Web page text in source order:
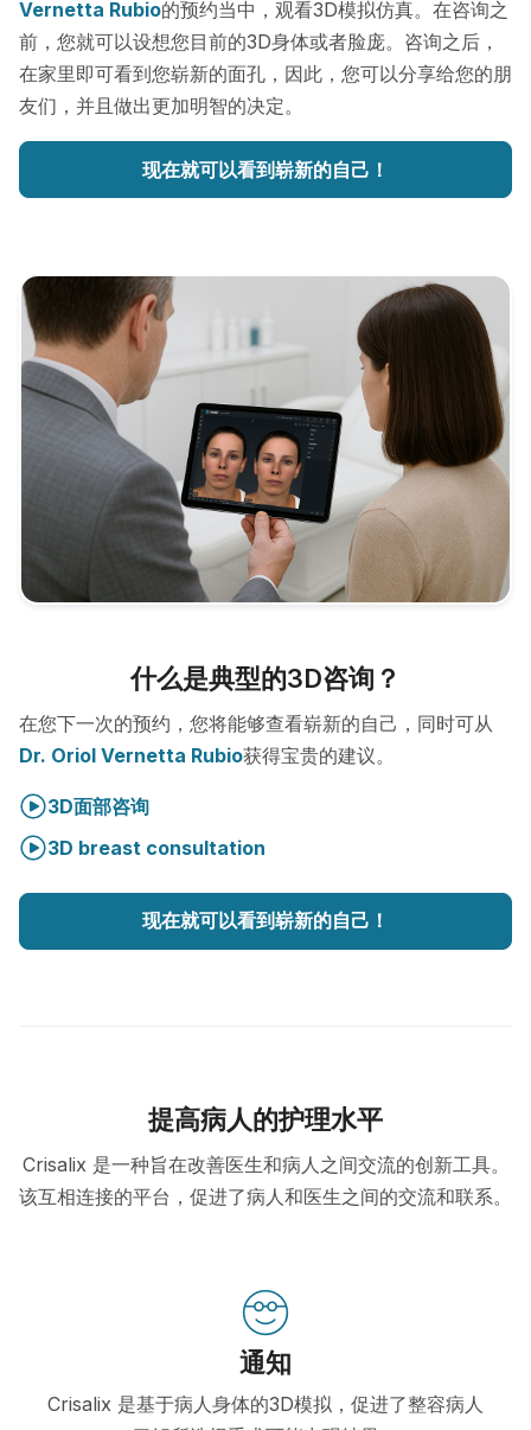
Vernetta Rubio的预约当中，观看3D模拟仿真。在咨询之
前，您就可以设想您目前的3D身体或者脸庞。咨询之后，
在家里即可看到您崭新的面孔，因此，您可以分享给您的朋
友们，并且做出更加明智的决定。
现在就可以看到崭新的自己！
什么是典型的3D咨询？
在您下一次的预约，您将能够查看崭新的自己，同时可从
Dr. Oriol Vernetta Rubio获得宝贵的建议。
3D面部咨询
3D breast consultation
现在就可以看到崭新的自己！
提高病人的护理水平
Crisalix 是一种旨在改善医生和病人之间交流的创新工具。
该互相连接的平台，促进了病人和医生之间的交流和联系。
通知
Crisalix 是基于病人身体的3D模拟，促进了整容病人